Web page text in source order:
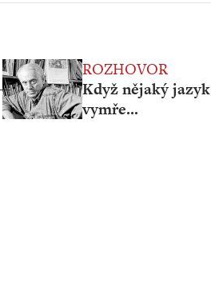
ROZHOVOR
Když nějaký jazyk
vymře...